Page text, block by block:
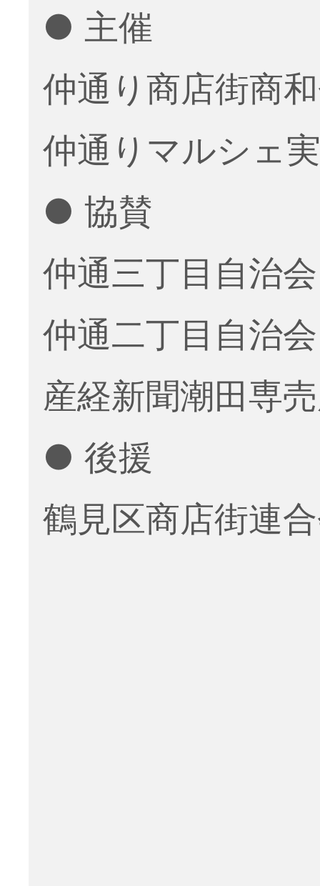
● 主催
仲通り商店街商
仲通りマルシェ
● 協賛
仲通三丁目自治会
仲通二丁目自治会
産経新聞潮田専
● 後援
鶴見区商店街連